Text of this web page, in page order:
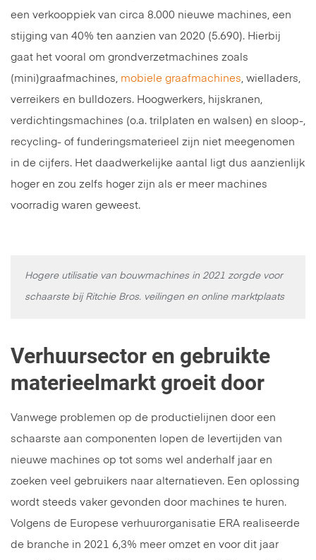
een verkooppiek van circa 8.000 nieuwe machines, een
stijging van 40% ten aanzien van 2020 (5.690). Hierbij
gaat het vooral om grondverzetmachines zoals
(mini)graafmachines, mobiele graafmachines, wielladers,
verreikers en bulldozers. Hoogwerkers, hijskranen,
verdichtingsmachines (o.a. trilplaten en walsen) en sloop-,
recycling- of funderingsmaterieel zijn niet meegenomen
in de cijfers. Het daadwerkelijke aantal ligt dus aanzienlijk
hoger en zou zelfs hoger zijn als er meer machines
voorradig waren geweest.
Hogere utilisatie van bouwmachines in 2021 zorgde voor
schaarste bij Ritchie Bros. veilingen en online marktplaats
Verhuursector en gebruikte
materieelmarkt groeit door
Vanwege problemen op de productielijnen door een
schaarste aan componenten lopen de levertijden van
nieuwe machines op tot soms wel anderhalf jaar en
zoeken veel gebruikers naar alternatieven. Een oplossing
wordt steeds vaker gevonden door machines te huren.
Volgens de Europese verhuurorganisatie ERA realiseerde
de branche in 2021 6,3% meer omzet en voor dit jaar